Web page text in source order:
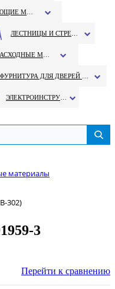
материалы
302)
3
Перейти к сравнению